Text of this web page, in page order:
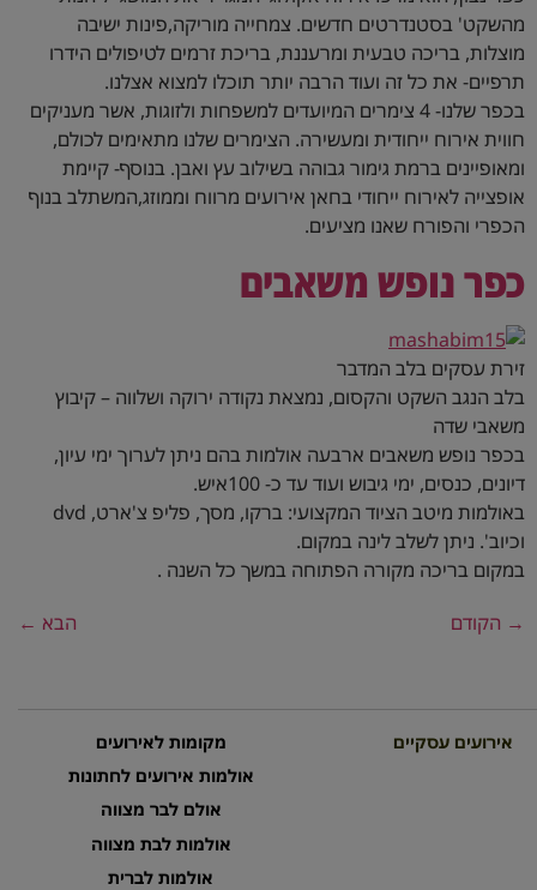
מהשקט' בסטנדרטים חדשים. צמחייה מוריקה,פינות ישיבה
מוצלות, בריכה טבעית ומרעננת, בריכת זרמים לטיפולים הידרו
תרפיים- את כל זה ועוד הרבה יותר תוכלו למצוא אצלנו.
בכפר שלנו- 4 צימרים המיועדים למשפחות ולזוגות, אשר מעניקים
חווית אירוח ייחודית ומעשירה. הצימרים שלנו מתאימים לכולם,
ומאופיינים ברמת גימור גבוהה בשילוב עץ ואבן. בנוסף- קיימת
אופצייה לאירוח ייחודי בחאן אירועים מרווח וממוזג,המשתלב בנוף
הכפרי והפורח שאנו מציעים.
כפר נופש משאבים
זירת עסקים בלב המדבר
בלב הנגב השקט והקסום, נמצאת נקודה ירוקה ושלווה – קיבוץ
משאבי שדה
בכפר נופש משאבים ארבעה אולמות בהם ניתן לערוך ימי עיון,
דיונים, כנסים, ימי גיבוש ועוד עד כ- 100איש.
באולמות מיטב הציוד המקצועי: ברקו, מסך, פליפ צ'ארט, dvd
וכיוב'. ניתן לשלב לינה במקום.
במקום בריכה מקורה הפתוחה במשך כל השנה .
→ הקודם הבא ←
אירועים עסקיים
מקומות לאירועים
אולמות אירועים לחתונות
אולם לבר מצווה
אולמות לבת מצווה
אולמות לברית